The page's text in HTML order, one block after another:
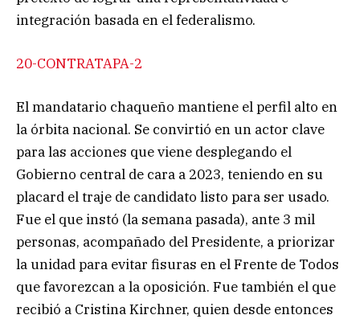
integración basada en el federalismo.
20-CONTRATAPA-2
El mandatario chaqueño mantiene el perfil alto en
la órbita nacional. Se convirtió en un actor clave
para las acciones que viene desplegando el
Gobierno central de cara a 2023, teniendo en su
placard el traje de candidato listo para ser usado.
Fue el que instó (la semana pasada), ante 3 mil
personas, acompañado del Presidente, a priorizar
la unidad para evitar fisuras en el Frente de Todos
que favorezcan a la oposición. Fue también el que
recibió a Cristina Kirchner, quien desde entonces